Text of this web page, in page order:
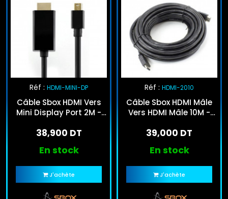
Réf : HDMI-MINI-DP
Câble Sbox HDMI Vers
Mini Display Port 2M -
38,900 DT
En stock
J'achète
Réf : HDMI-2010
Câble Sbox HDMI Mâle
Vers HDMI Mâle 10M -
39,000 DT
En stock
J'achète